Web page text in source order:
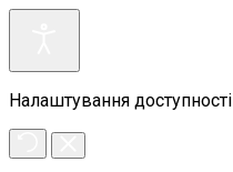
Налаштування доступності